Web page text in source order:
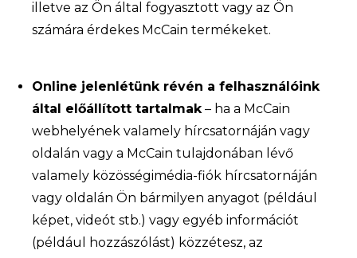
illetve az Ön által fogyasztott vagy az Ön
számára érdekes McCain termékeket.
Online jelenlétünk révén a felhasználóink
által előállított tartalmak– ha a McCain
webhelyének valamely hírcsatornáján vagy
oldalán vagy a McCain tulajdonában lévő
valamely közösségimédia-fiók hírcsatornáján
vagy oldalán Ön bármilyen anyagot (például
képet, videót stb.) vagy egyéb információt
(például hozzászólást) közzétesz, az